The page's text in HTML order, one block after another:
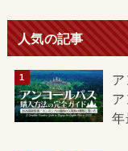
人気の記事
ア
年